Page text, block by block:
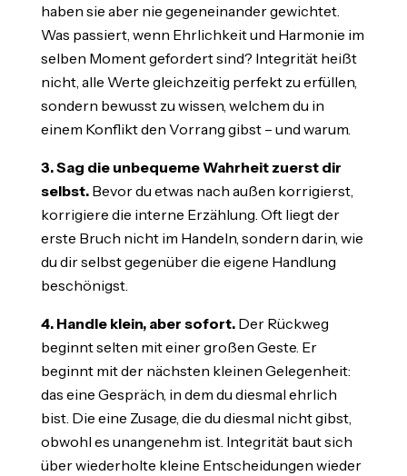
haben sie aber nie gegeneinander gewichtet.
Was passiert, wenn Ehrlichkeit und Harmonie im
selben Moment gefordert sind? Integrität heißt
nicht, alle Werte gleichzeitig perfekt zu erfüllen,
sondern bewusst zu wissen, welchem du in
einem Konflikt den Vorrang gibst – und warum.
3. Sag die unbequeme Wahrheit zuerst dir
selbst.Bevor du etwas nach außen korrigierst,
korrigiere die interne Erzählung. Oft liegt der
erste Bruch nicht im Handeln, sondern darin, wie
du dir selbst gegenüber die eigene Handlung
beschönigst.
4. Handle klein, aber sofort.Der Rückweg
beginnt selten mit einer großen Geste. Er
beginnt mit der nächsten kleinen Gelegenheit:
das eine Gespräch, in dem du diesmal ehrlich
bist. Die eine Zusage, die du diesmal nicht gibst,
obwohl es unangenehm ist. Integrität baut sich
über wiederholte kleine Entscheidungen wieder